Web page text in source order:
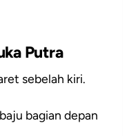
Putra
sebelah kiri.
bagian depan